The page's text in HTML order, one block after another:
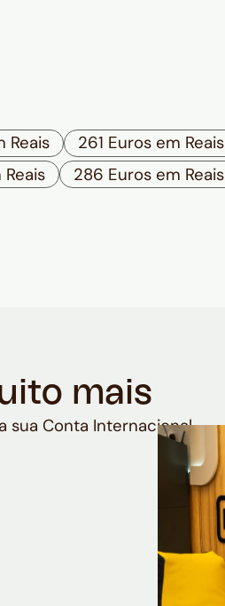
Reais
261 Euros em Reais
286 Euros em Reais
mais
sua Conta Internacional